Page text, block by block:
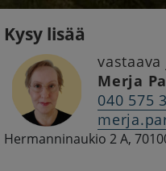
Kysy lisää
Merja
040 575
Hermanninaukio 2 A,